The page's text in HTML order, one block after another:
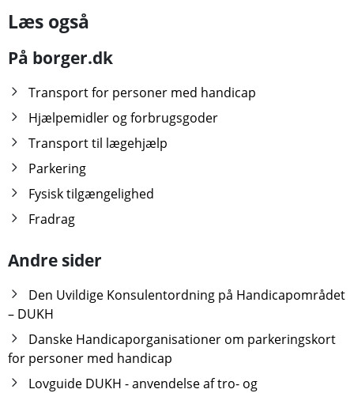
Læs også
På borger.dk
Transport for personer med handicap
Hjælpemidler og forbrugsgoder
Transport til lægehjælp
Parkering
Fysisk tilgængelighed
Fradrag
Andre sider
Den Uvildige Konsulentordning på Handicapområdet
– DUKH
Danske Handicaporganisationer om parkeringskort
for personer med handicap
Lovguide DUKH - anvendelse af tro- og